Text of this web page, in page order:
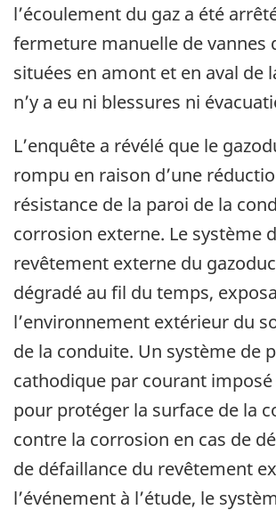
l’écoulement du gaz a été
fermeture manuelle de vannes
situées en amont et en aval de
n’y a eu ni blessures ni
L’enquête a révélé que le
rompu en raison d’une
résistance de la paroi de la
corrosion externe. Le système
revêtement externe du
dégradé au fil du temps,
l’environnement extérieur du
de la conduite. Un système de
cathodique par courant
pour protéger la surface de la
contre la corrosion en cas de
de défaillance du revêtement
l’événement à l’étude, le